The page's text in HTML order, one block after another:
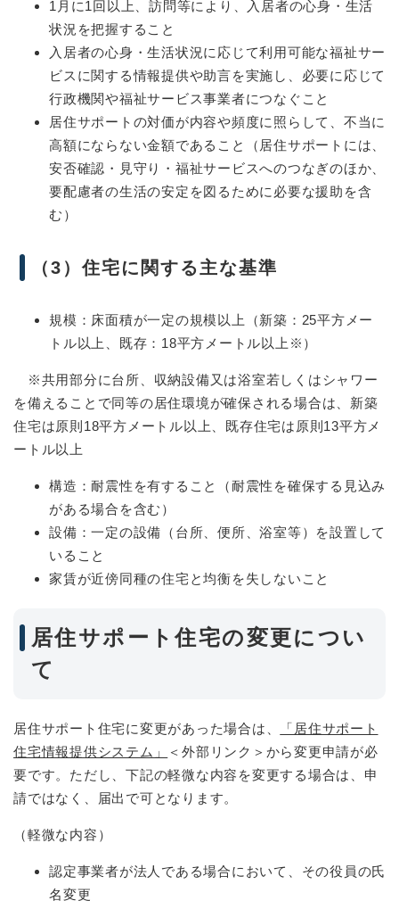
1月に1回以上、訪問等により、入居者の心身・生活
状況を把握すること
入居者の心身・生活状況に応じて利用可能な福祉サー
ビスに関する情報提供や助言を実施し、必要に応じて
行政機関や福祉サービス事業者につなぐこと
居住サポートの対価が内容や頻度に照らして、不当に
高額にならない金額であること（居住サポートには、
安否確認・見守り・福祉サービスへのつなぎのほか、
要配慮者の生活の安定を図るために必要な援助を含
む）
（3）住宅に関する主な基準
規模：床面積が一定の規模以上（新築：25平方メー
トル以上、既存：18平方メートル以上※）
※共用部分に台所、収納設備又は浴室若しくはシャワー
を備えることで同等の居住環境が確保される場合は、新築
住宅は原則18平方メートル以上、既存住宅は原則13平方メ
ートル以上
構造：耐震性を有すること（耐震性を確保する見込み
がある場合を含む）
設備：一定の設備（台所、便所、浴室等）を設置して
いること
家賃が近傍同種の住宅と均衡を失しないこと
居住サポート住宅の変更につい
て
居住サポート住宅に変更があった場合は、
「居住サポート
住宅情報提供システム」
＜外部リンク＞ から変更申請が必
要です。ただし、下記の軽微な内容を変更する場合は、申
請ではなく、届出で可となります。
（軽微な内容）
認定事業者が法人である場合において、その役員の氏
名変更